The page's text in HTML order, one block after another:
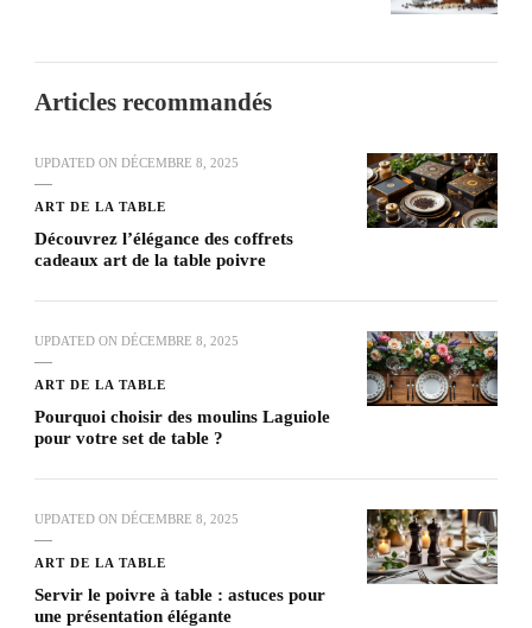
Articles recommandés
UPDATED ON DÉCEMBRE 8, 2025
ART DE LA TABLE
Découvrez l’élégance des coffrets
cadeaux art de la table poivre
UPDATED ON DÉCEMBRE 8, 2025
ART DE LA TABLE
Pourquoi choisir des moulins Laguiole
pour votre set de table ?
UPDATED ON DÉCEMBRE 8, 2025
ART DE LA TABLE
Servir le poivre à table : astuces pour
une présentation élégante